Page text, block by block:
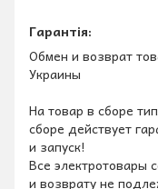
Гарантія:
Обмен и возврат
Украины
На товар в сборе
сборе действует
и запуск!
Все электротовары
и возврату не